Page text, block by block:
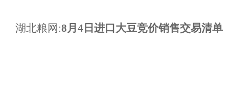
湖北粮网:8月4日进口大豆竞价销售交易清单